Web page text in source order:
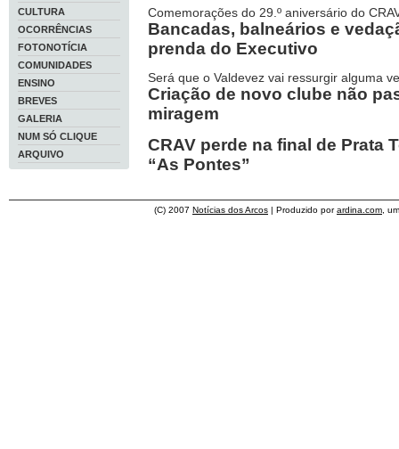
CULTURA
OCORRÊNCIAS
FOTONOTÍCIA
COMUNIDADES
ENSINO
BREVES
GALERIA
NUM SÓ CLIQUE
ARQUIVO
Comemorações do 29.º aniversário do
Bancadas, balneários e
prenda do Executivo
Será que o Valdevez vai ressurgir alguma
Criação de novo clube não
miragem
CRAV perde na final de Prata
“As Pontes”
(C) 2007 Notícias dos Arcos | Produzido porardina.com ,